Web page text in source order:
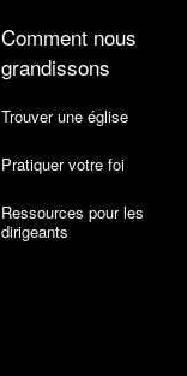
Comment nous
grandissons
Trouver une église
Pratiquer votre foi
Ressources pour les
dirigeants